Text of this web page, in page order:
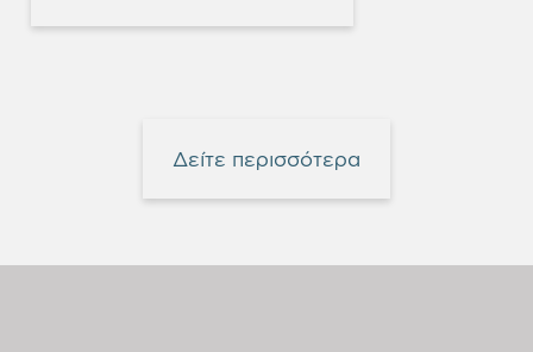
Δείτε περισσότερα